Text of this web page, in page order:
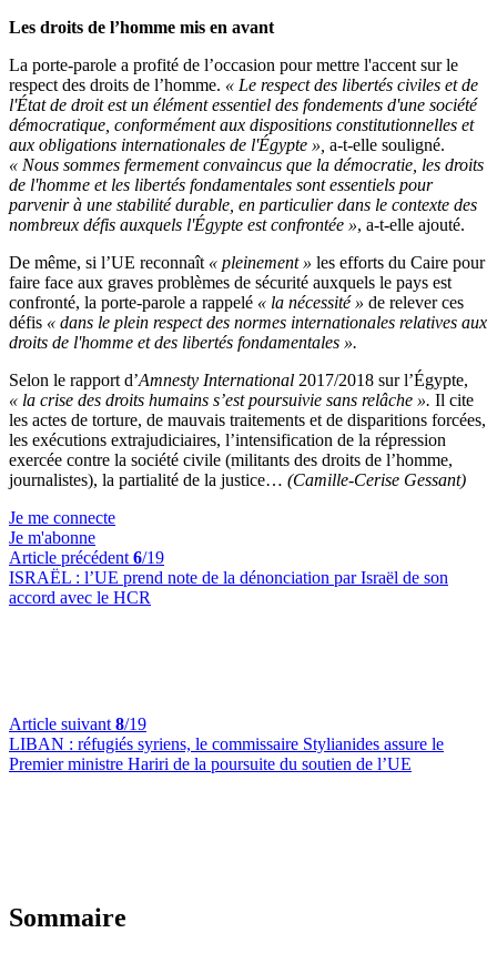
Les droits de l’homme mis en avant
La porte-parole a profité de l’occasion pour mettre l'accent sur le
respect des droits de l’homme. « Le respect des libertés civiles et de
l'État de droit est un élément essentiel des fondements d'une société
démocratique, conformément aux dispositions constitutionnelles et
aux obligations internationales de l'Égypte », a-t-elle souligné.
« Nous sommes fermement convaincus que la démocratie, les droits
de l'homme et les libertés fondamentales sont essentiels pour
parvenir à une stabilité durable, en particulier dans le contexte des
nombreux défis auxquels l'Égypte est confrontée », a-t-elle ajouté.
De même, si l’UE reconnaît « pleinement » les efforts du Caire pour
faire face aux graves problèmes de sécurité auxquels le pays est
confronté, la porte-parole a rappelé « la nécessité » de relever ces
défis « dans le plein respect des normes internationales relatives aux
droits de l'homme et des libertés fondamentales ».
Selon le rapport d’Amnesty International 2017/2018 sur l’Égypte,
« la crise des droits humains s’est poursuivie sans relâche ». Il cite
les actes de torture, de mauvais traitements et de disparitions forcées,
les exécutions extrajudiciaires, l’intensification de la répression
exercée contre la société civile (militants des droits de l’homme,
journalistes), la partialité de la justice… (Camille-Cerise Gessant)
Je me connecte
Je m'abonne
Article précédent 6/19
ISRAËL : l’UE prend note de la dénonciation par Israël de son
accord avec le HCR
Article suivant 8/19
LIBAN : réfugiés syriens, le commissaire Stylianides assure le
Premier ministre Hariri de la poursuite du soutien de l’UE
Sommaire